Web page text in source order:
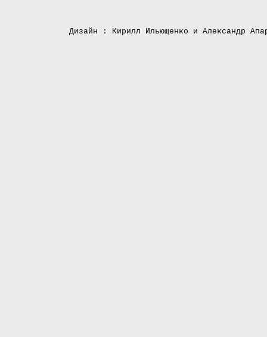
Дизайн : Кирилл Ильющенко и Александр